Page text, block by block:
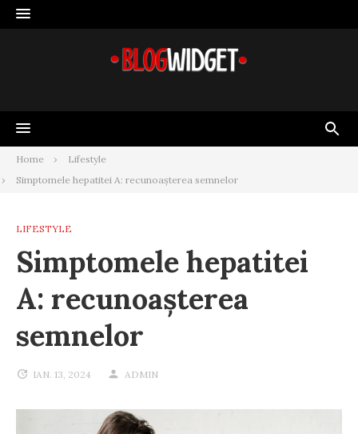
Skip
to
Home
Lifestyle
Simptomele hepatitei A: recunoașterea semnelor
LIFESTYLE
Simptomele hepatitei
A: recunoașterea
semnelor
IAN. 13, 2024 ADMIN